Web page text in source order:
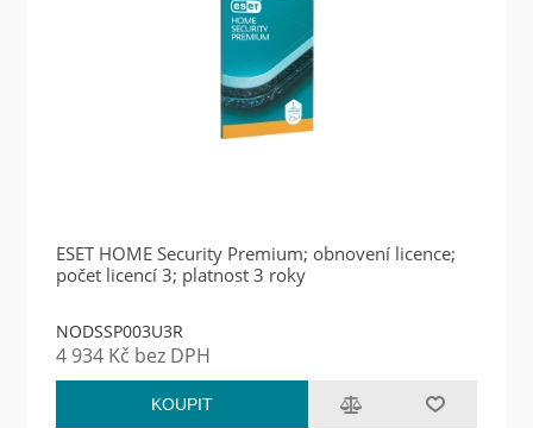
ESET HOME Security Premium; obnovení licence;
počet licencí 3; platnost 3 roky
NODSSP003U3R
4 934 Kč bez DPH
KOUPIT